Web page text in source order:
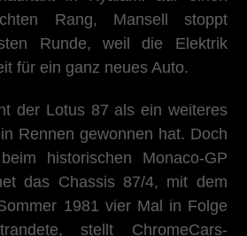
Rang, Mansell stoppt
Runde, weil die Elektrik
für ein ganz neues Auto.
der Lotus 87 als ein weiteres
Rennen gewonnen hat. Doch
historischen Monaco-GP
das Chassis 87/4, mit dem
1981 vier Mal in Folge
stellt ChromeCars-